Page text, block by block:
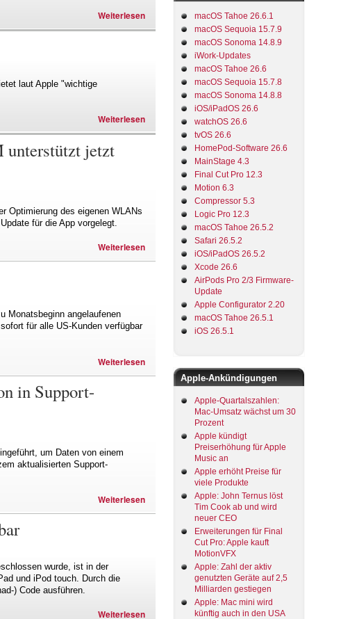
Weiterlesen
laut Apple "wichtige
Weiterlesen
jetzt
Optimierung des eigenen WLANs
für die App vorgelegt.
Weiterlesen
Monatsbeginn angelaufenen
für alle US-Kunden verfügbar
Weiterlesen
in Support-
um Daten von einem
aktualisierten Support-
Weiterlesen
wurde, ist in der
und iPod touch. Durch die
) Code ausführen.
Weiterlesen
macOS Tahoe 26.6.1
macOS Sequoia 15.7.9
macOS Sonoma 14.8.9
iWork-Updates
macOS Tahoe 26.6
macOS Sequoia 15.7.8
macOS Sonoma 14.8.8
iOS/iPadOS 26.6
watchOS 26.6
tvOS 26.6
HomePod-Software 26.6
MainStage 4.3
Final Cut Pro 12.3
Motion 6.3
Compressor 5.3
Logic Pro 12.3
macOS Tahoe 26.5.2
Safari 26.5.2
iOS/iPadOS 26.5.2
Xcode 26.6
AirPods Pro 2/3 Firmware-
Update
Apple Configurator 2.20
macOS Tahoe 26.5.1
iOS 26.5.1
Apple-Ankündigungen
Apple-Quartalszahlen:
Mac-Umsatz wächst um 30
Prozent
Apple kündigt
Preiserhöhung für Apple
Music an
Apple erhöht Preise für
viele Produkte
Apple: John Ternus löst
Tim Cook ab und wird
neuer CEO
Erweiterungen für Final
Cut Pro: Apple kauft
MotionVFX
Apple: Zahl der aktiv
genutzten Geräte auf 2,5
Milliarden gestiegen
Apple: Mac mini wird
künftig auch in den USA